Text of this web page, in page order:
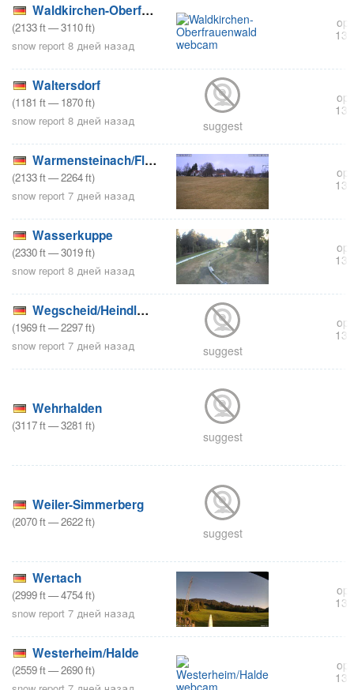
Waldkirchen-Oberfrauenwald
(2133ft—3110ft)
snow report 8 дней назад
Waltersdorf
(1181 ft—1870ft)
snow report 8 дней назад
suggest
Warmensteinach/Fleckl
(2133ft—2264ft)
snow report 7 дней назад
Wasserkuppe
(2330ft—3019ft)
snow report 8 дней назад
Wegscheid/Heindlmühle
(1969ft—2297ft)
snow report 7 дней назад
suggest
Wehrhalden
(3117ft—3281 ft)
suggest
Weiler-Simmerberg
(2070ft—2622ft)
suggest
Wertach
(2999ft—4754ft)
snow report 7 дней назад
Westerheim/Halde
(2559ft—2690ft)